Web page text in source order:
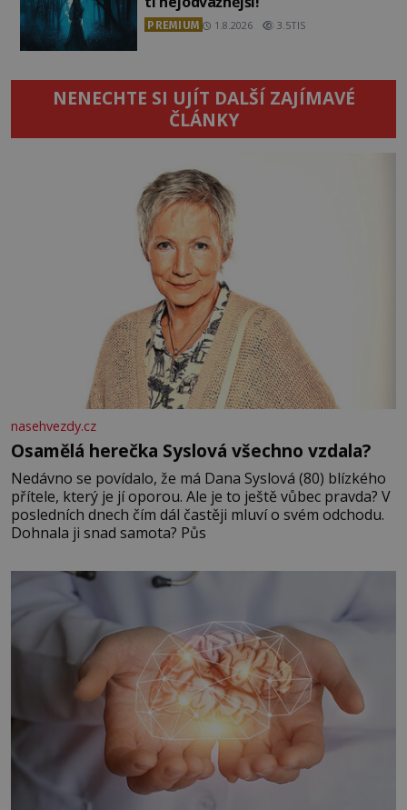
PREMIUM 1.8.2026 3.5TIS
NENECHTE SI UJÍT DALŠÍ ZAJÍMAVÉ
ČLÁNKY
nasehvezdy.cz
Osamělá herečka Syslová všechno vzdala?
Nedávno se povídalo, že má Dana Syslová (80) blízkého
přítele, který je jí oporou. Ale je to ještě vůbec pravda? V
posledních dnech čím dál častěji mluví o svém odchodu.
Dohnala ji snad samota? Půs